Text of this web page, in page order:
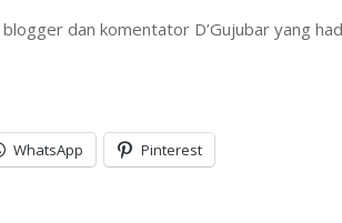
dan komentator D’Gujubar yang
WhatsApp Pinterest